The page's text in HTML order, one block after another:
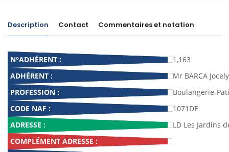
Description Contact Commentaires et notation
N°ADHÉRENT :
1,163
ADHÉRENT :
Mr BARCA
PROFESSION :
Boulangerie-
CODE NAF :
1071DE
ADRESSE :
LD Les Jardins
COMPLÉMENT ADRESSE :